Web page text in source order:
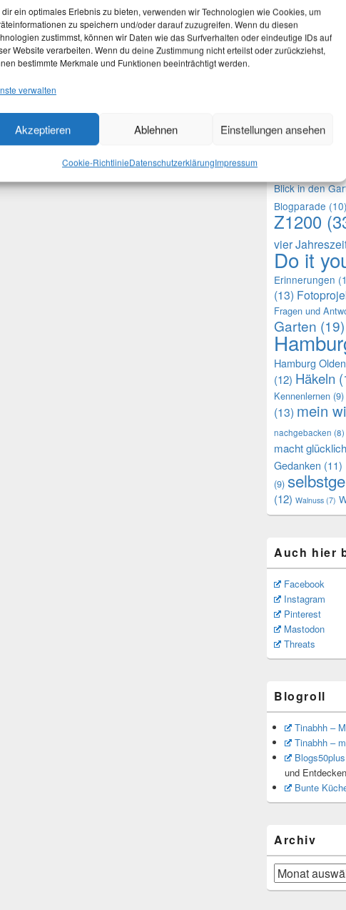
dir ein optimales Erlebnis zu bieten, verwenden wir Technologien wie Cookies, um
zu speichern und/oder darauf zuzugreifen. Wenn du diesen
zustimmst, können wir Daten wie das Surfverhalten oder eindeutige IDs auf
Website verarbeiten. Wenn du deine Zustimmung nicht erteilst oder zurückziehst,
bestimmte Merkmale und Funktionen beeinträchtigt werden.
verwalten
Akzeptieren Ablehnen Einstellungen ansehen
Cookie-RichtlinieDatenschutzerklärungImpressum
*
diesem Browser für meinen nächsten Kommentar
Neueste
Martinazu
Stefan
Themen
Fragen an mich
Blick in den
Blogparade (10)
Z1200
vier
Do it
Erinnerungen
(13)
Fragen und
Garten (19)
Hamburg
(12) Häkeln
Kennenlernen (9)
(13) mein
nachgebacken (8)
macht glücklich
Gedanken (11)
(9)
(12) Walnuss (7)
Auch hier
Facebook
Instagram
Pinterest
Mastodon
Threats
Blogroll
Tinabhh –
Tinabhh –
Blogs50plus
und Entdecken
Bunte
Archiv
Archiv